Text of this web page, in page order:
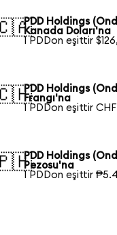
PDD Holdings
Kanada Doları'na
1 PDDon eşittir
PDD Holdings
Frangı'na
1 PDDon eşittir
PDD Holdings
Pezosu'na
1 PDDon eşittir